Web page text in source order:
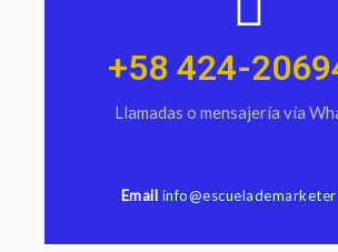
+58 424-
Llamadas o mensajería vía
Email